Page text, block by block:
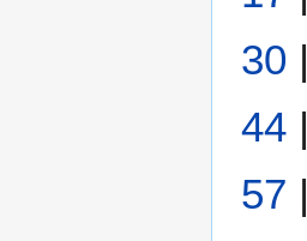
30 |
44 |
57 |